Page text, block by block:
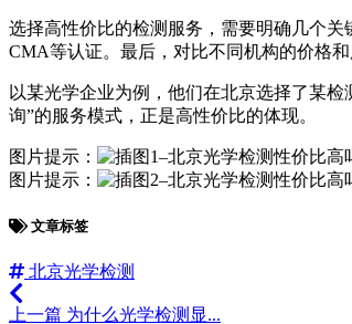
选择高性价比的检测服务，需要明确几个
CMA等认证。最后，对比不同机构的价格
以某光学企业为例，他们在北京选择了某
询”的服务模式，正是高性价比的体现。
图片提示：
图片提示：
文章标签
北京光学检测
上一篇 为什么光学检测显...